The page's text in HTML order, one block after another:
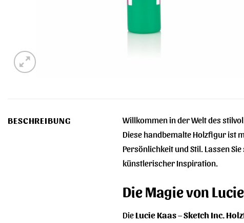
BESCHREIBUNG
Willkommen in der Welt des
Diese handbemalte Holzfigur ist
Persönlichkeit und Stil. Lassen
künstlerischer Inspiration.
Die Magie von
DieLucie Kaas – Sketch Inc.